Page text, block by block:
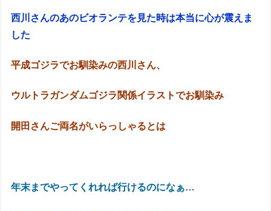
西川さんのあのビオランテを見た時は本当に心が震えま
した
平成ゴジラでお馴染みの西川さん、
ウルトラガンダムゴジラ関係イラストでお馴染み
開田さんご両名がいらっしゃるとは
年末までやってくれれば行けるのになぁ…